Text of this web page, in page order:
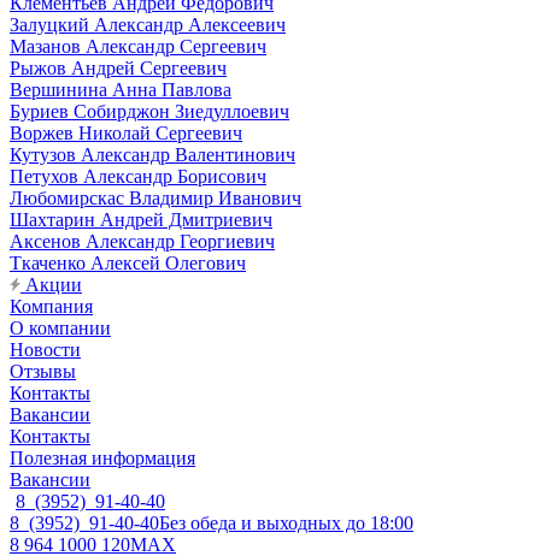
Залуцкий Александр Алексеевич
Мазанов Александр Сергеевич
Рыжов Андрей Сергеевич
Вершинина Анна Павлова
Буриев Собирджон Зиедуллоевич
Воржев Николай Сергеевич
Кутузов Александр Валентинович
Петухов Александр Борисович
Любомирскас Владимир Иванович
Шахтарин Андрей Дмитриевич
Аксенов Александр Георгиевич
Ткаченко Алексей Олегович
Акции
Компания
О компании
Новости
Отзывы
Контакты
Вакансии
Контакты
Полезная информация
Вакансии
8 (3952) 91-40-40
8 (3952) 91-40-40Без обеда и выходных до 18:00
8 964 1000 120MAX